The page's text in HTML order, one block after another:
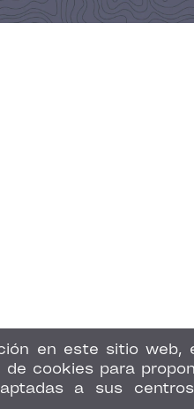
en este sitio web,
cookies para
a sus